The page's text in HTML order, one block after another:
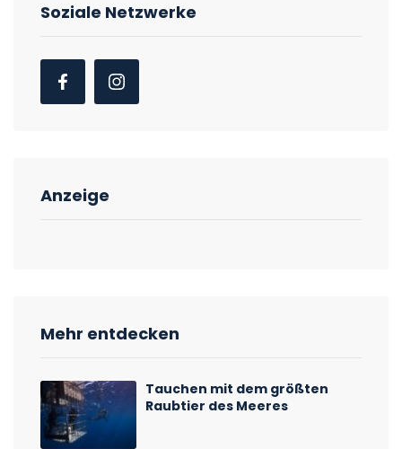
Soziale Netzwerke
Anzeige
Mehr entdecken
Tauchen mit dem größten
Raubtier des Meeres